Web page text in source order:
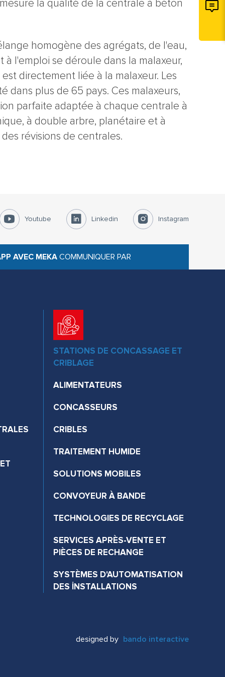
la qualité de la centrale à béton
homogène des agrégats, de l'eau,
l'emploi se déroule dans la malaxeur,
directement liée à la malaxeur. Les
plus de 65 pays. Ces malaxeurs,
parfaite adaptée à chaque centrale à
à double arbre, planétaire et à
révisions de centrales.
Youtube Linkedin Instagram
AVEC MEKA COMMUNIQUER PAR
STATIONS DE CONCASSAGE ET
CRIBLAGE
ALIMENTATEURS
CONCASSEURS
CRIBLES
TRAITEMENT HUMIDE
SOLUTIONS MOBILES
CONVOYEUR À BANDE
TECHNOLOGIES DE RECYCLAGE
SERVICES APRÈS-VENTE ET
PIÈCES DE RECHANGE
SYSTÈMES D'AUTOMATISATION
DES İNSTALLATIONS
designed by bando interactive